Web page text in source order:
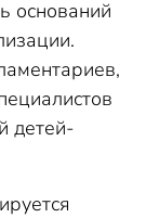
оснований
детей-